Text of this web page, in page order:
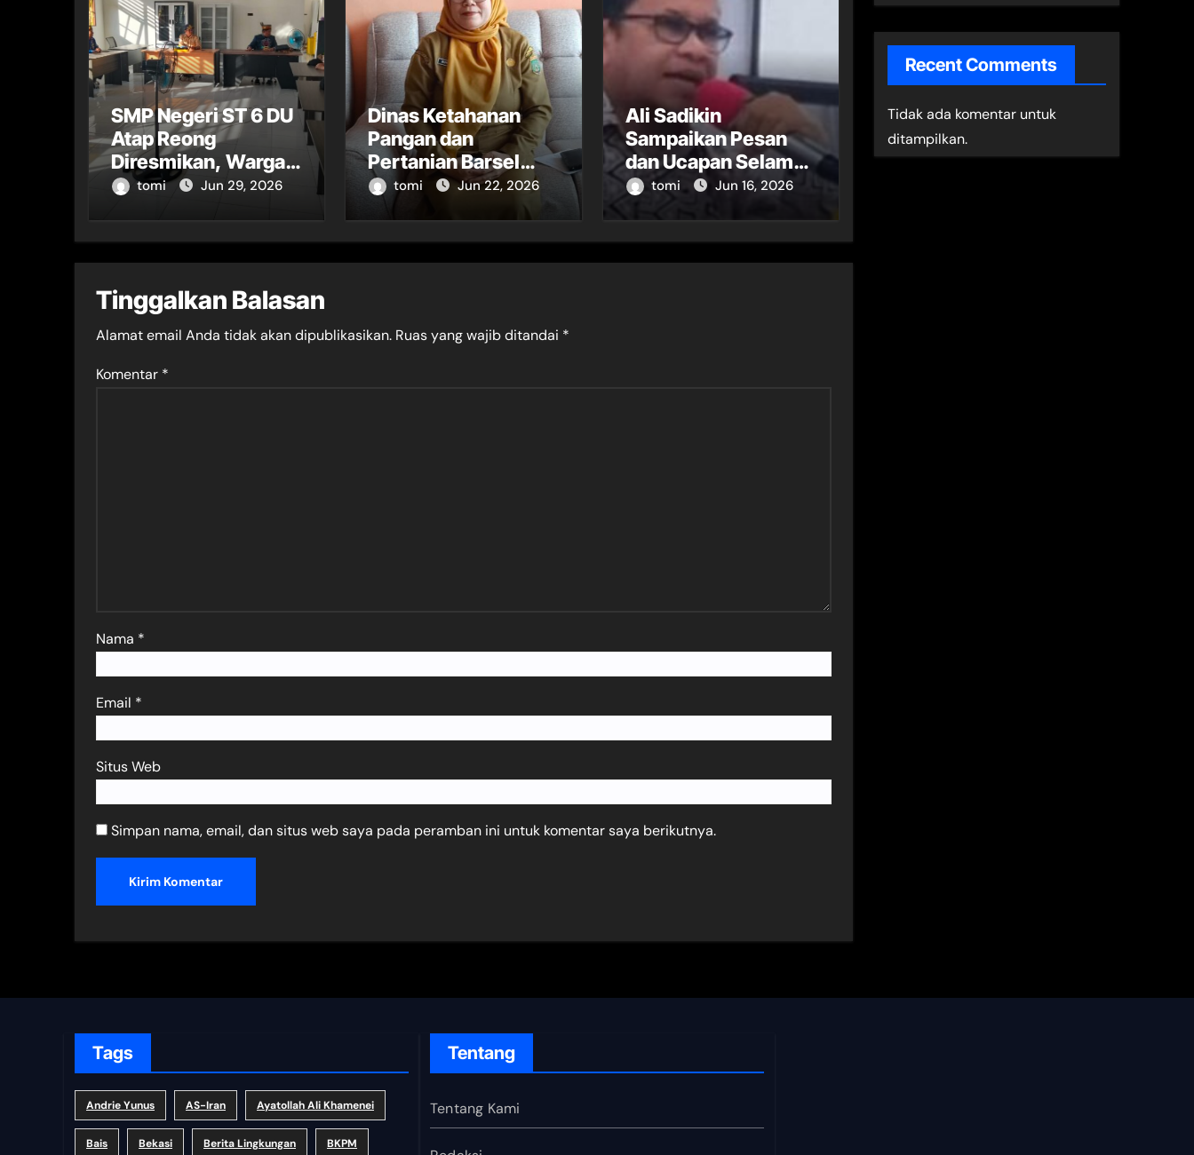
SMP Negeri ST 6 DU
Atap Reong
Diresmikan, Warga
Sambut Antusias
tomi Jun 29, 2026
Dinas Ketahanan
Pangan dan
Pertanian Barsel
Soroti Minimnya
Petugas POPT
tomi Jun 22, 2026
Ali Sadikin
Sampaikan Pesan
dan Ucapan Selamat
Tahun Baru Islam
1448 Hijriah
tomi Jun 16, 2026
Tinggalkan Balasan
Alamat email Anda tidak akan dipublikasikan. Ruas yang wajib ditandai *
Komentar *
Nama *
Email *
Situs Web
Simpan nama, email, dan situs web saya pada peramban ini untuk komentar saya berikutnya.
Recent Comments
Tidak ada komentar untuk
ditampilkan.
Tags
Andrie Yunus AS-Iran Ayatollah Ali Khamenei
Bais Bekasi Berita Lingkungan BKPM
Tentang
Tentang Kami